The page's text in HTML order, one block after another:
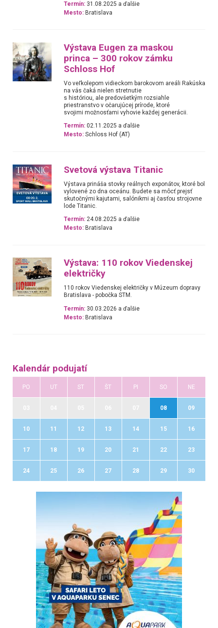
Termín: 31.08.2025 a ďalšie
Mesto: Bratislava
Výstava Eugen za maskou
princa – 300 rokov zámku
Schloss Hof
Vo veľkolepom vidieckom barokovom areáli Rakúska
na vás čaká nielen stretnutie
s históriou, ale predovšetkým rozsiahle
priestranstvo v očarujúcej prírode, ktoré
svojimi možnosťami vyhovie každej generácii.
Termín: 02.11.2025 a ďalšie
Mesto: Schloss Hof (AT)
Svetová výstava Titanic
Výstava prináša stovky reálnych exponátov, ktoré bol
vylovené zo dna oceánu. Budete sa môcť prejsť
skutočnými kajutami, salónikmi aj časťou strojovne
lode Titanic.
Termín: 24.08.2025 a ďalšie
Mesto: Bratislava
Výstava: 110 rokov Viedenskej
električky
110 rokov Viedenskej električky v Múzeum dopravy
Bratislava - pobočka STM.
Termín: 30.03.2026 a ďalšie
Mesto: Bratislava
Kalendár podujatí
PO UT ST ŠT PI SO NE
08 09
10 11 12 13 14 15 16
17 18 19 20 21 22 23
24 25 26 27 28 29 30